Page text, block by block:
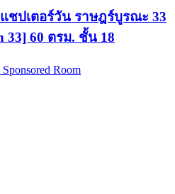
ชปเตอร์วัน ราษฎร์บูรณะ 33
33] 60 ตรม. ชั้น 18
Sponsored Room